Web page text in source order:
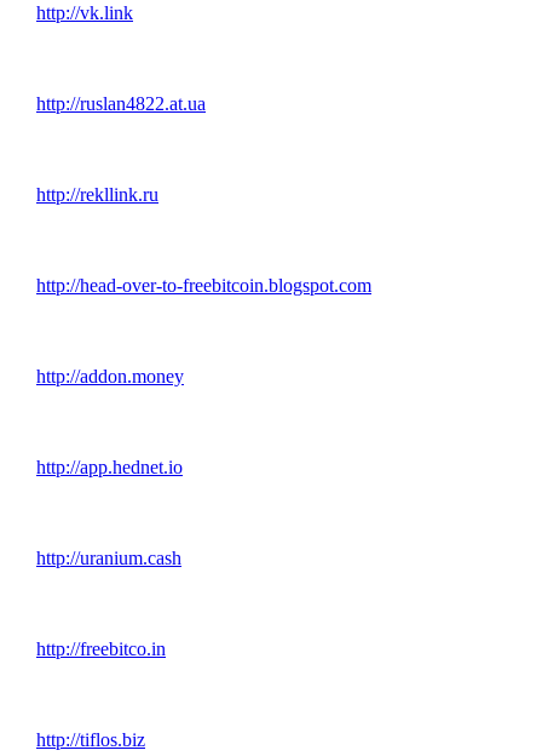
http://vk.link
http://ruslan4822.at.ua
http://rekllink.ru
http://head-over-to-freebitcoin.blogspot.com
http://addon.money
http://app.hednet.io
http://uranium.cash
http://freebitco.in
http://tiflos.biz